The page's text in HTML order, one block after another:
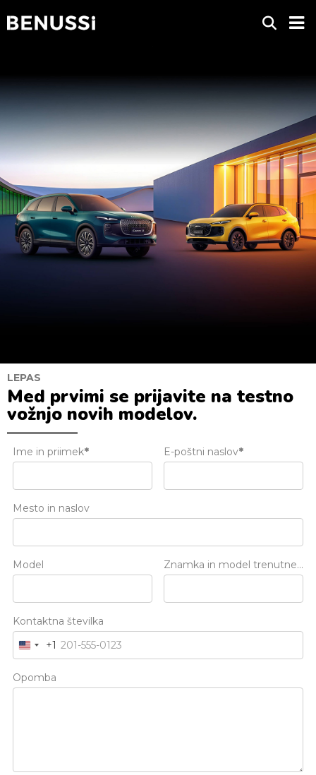
LEPAS
Med prvimi se prijavite na testno
vožnjo novih modelov.
Ime in priimek* E-poštni naslov*
Mesto in naslov
Model Znamka in model trenutnega vozila
Kontaktna številka
+1
Opomba